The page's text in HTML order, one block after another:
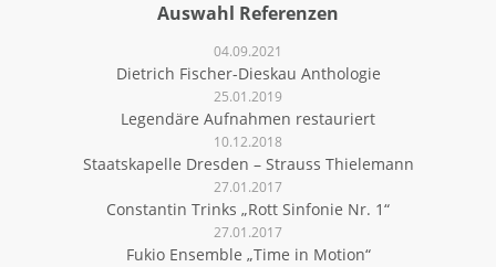
Auswahl Referenzen
04.09.2021
Dietrich Fischer-Dieskau Anthologie
25.01.2019
Legendäre Aufnahmen restauriert
10.12.2018
Staatskapelle Dresden – Strauss Thielemann
27.01.2017
Constantin Trinks „Rott Sinfonie Nr. 1“
27.01.2017
Fukio Ensemble „Time in Motion“